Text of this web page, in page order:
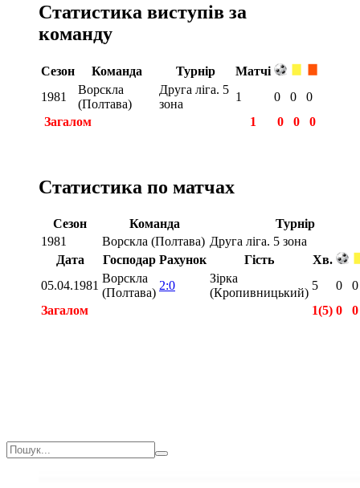
Статистика виступів за
команду
Сезон Команда Турнір
Матчі
1981
Ворскла
(Полтава)
Друга ліга. 5
зона
1 0 0
0
Загалом
1 0 0 0
Статистика по матчах
Сезон Команда
Турнір
1981
Ворскла (Полтава) Друга ліга. 5 зона
Дата
Господар Рахунок Гість
Хв.
05.04.1981
Ворскла
(Полтава)
2:0
Зірка
(Кропивницький)
5 0
0
Загалом
1(5) 0
0